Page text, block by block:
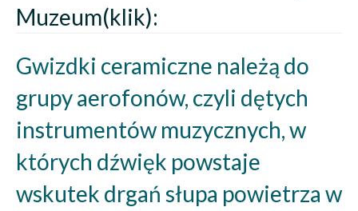
Muzeum(klik):
Gwizdki ceramiczne należą do
grupy aerofonów, czyli dętych
instrumentów muzycznych, w
których dźwięk powstaje
wskutek drgań słupa powietrza w